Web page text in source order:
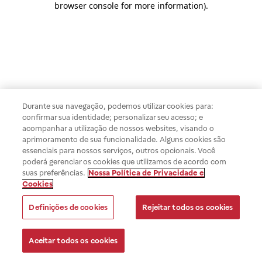
browser console for more information).
Durante sua navegação, podemos utilizar cookies para:
confirmar sua identidade; personalizar seu acesso; e
acompanhar a utilização de nossos websites, visando o
aprimoramento de sua funcionalidade. Alguns cookies são
essenciais para nossos serviços, outros opcionais. Você
poderá gerenciar os cookies que utilizamos de acordo com
suas preferências. Nossa Política de Privacidade e
Cookies
Definições de cookies Rejeitar todos os cookies
Aceitar todos os cookies